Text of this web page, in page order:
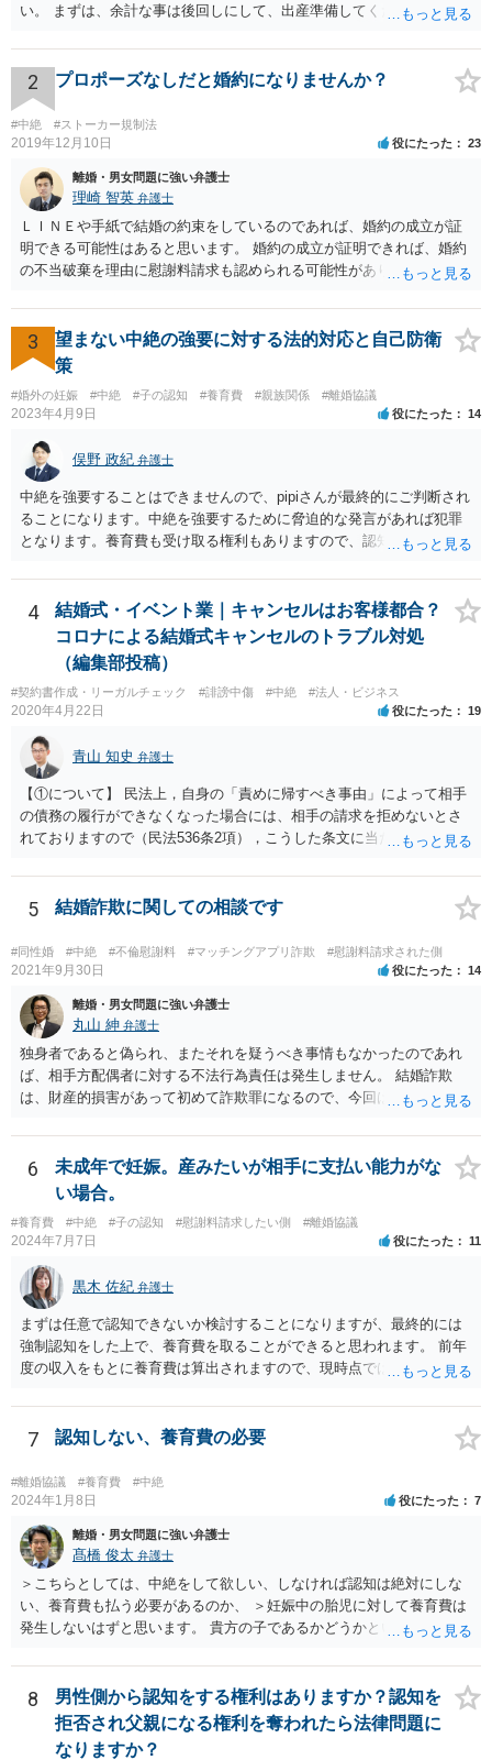
い。 まずは、余計な事は後回しにして、出産準備してください。
2 プロポーズなしだと婚約になりませんか？
#中絶 #ストーカー規制法
2019年12月10日 役にたった 23
離婚・男女問題に強い弁護士
理崎 智英 弁護士
ＬＩＮＥや手紙で結婚の約束をしているのであれば、婚約の成立が証
明できる可能性はあると思います。 婚約の成立が証明できれば、婚約
の不当破棄を理由に慰謝料請求も認められる可能性があります。
3
望まない中絶の強要に対する法的対応と自己防衛
策
#婚外の妊娠 #中絶 #子の認知 #養育費 #親族関係 #離婚協議
2023年4月9日 役にたった 14
俣野 政紀 弁護士
中絶を強要することはできませんので、pipiさんが最終的にご判断され
ることになります。中絶を強要するために脅迫的な発言があれば犯罪
となります。養育費も受け取る権利もありますので、認知等につきお
勧めします。
4
結婚式・イベント業｜キャンセルはお客様都合？
コロナによる結婚式キャンセルのトラブル対処
（編集部投稿）
#契約書作成・リーガルチェック #誹謗中傷 #中絶 #法人・ビジネス
2020年4月22日 役にたった 19
青山 知史 弁護士
【①について】 民法上，自身の「責めに帰すべき事由」によって相手
の債務の履行ができなくなった場合には、相手の請求を拒めないとさ
れておりますので（民法536条2項），こうした条文に当たるかが問題
現在の各宣言や要請は，強制力のあるものではなく，震災等で対象施
設が滅失してしまった場合と異なり，挙式等自体が物理的に不可能に
なったとまではいえないかと思われます。こうした中で，顧客の判断
でキャンセルを申し出たとすれば，形式的には顧客側に帰責性があっ
たといえる可能性は考えられます。 一方で，実質的に考えた場合，集
会に供する施設等については，営業自粛を要請されているところ，結
婚式場等の施設についても，解釈によっては集会に供する施設の1つと
して，休止要請の対象と考える余地はあるかと思われます。 こうした
解釈を採った場合，強制力はないまでも，事実上挙式等の実施が困難
となる外部的要因があったとして，顧客の「責めに帰すべき事由」が
あるとまではいえず，結婚式場等からの請求が認められない可能性は
に全額の請求が不可能となっても，これまでに生じた費用や打合せ相
当分の報酬の範囲であれば，中途終了時の委任事務への報酬請求や不
ます（民法648条3項、703条等）。 【②について】 請求に応じてもら
とになります。 もっとも，上述したように，全額の請求は，必ずしも
確実に認められる事案ではないと思われるため，法的手続きまでは行
わず，協議によって適切な範囲での支払いに関する合意を目指す方が
良いかと思われます。 【③について】 事実か否かにかかわらず，相手
の社会的評価を損なうような投稿であれば，名誉毀損となり得ます。
は，発信者自身の情報の開示を受けた上で，発進した当人に対する損
害賠償請求等を行うことも可能です。
5 結婚詐欺に関しての相談です
#同性婚 #中絶 #不倫慰謝料 #マッチングアプリ詐欺 #慰謝料請求された側
2021年9月30日 役にたった 14
離婚・男女問題に強い弁護士
丸山 紳 弁護士
独身者であると偽られ、またそれを疑うべき事情もなかったのであれ
ば、相手方配偶者に対する不法行為責任は発生しません。 結婚詐欺
は、財産的損害があって初めて詐欺罪になるので、今回は該当しませ
であることを知っていれば交際しなかったといえる場合に、慰謝料請
求が可能です。 LINEなどで、結婚を当然の前提にした関係だったこと
を立証できる場合は、請求は可能と考えます。
6
未成年で妊娠。産みたいが相手に支払い能力がな
い場合。
#養育費 #中絶 #子の認知 #慰謝料請求したい側 #離婚協議
2024年7月7日 役にたった 11
黒木 佐紀 弁護士
まずは任意で認知できないか検討することになりますが、最終的には
強制認知をした上で、養育費を取ることができると思われます。 前年
度の収入をもとに養育費は算出されますので、現時点では少額しか取
育費の増額調停を起こすこともできます。 仮に中絶する場合でも、相
手方が妊娠について話し合いをしっかりしてくれない場合には、慰謝
料請求などもできる可能性があります。 いずれにせよ、親御さんとの
関わりが不可欠となると思われますので、一度話し合った上で、法律
事務所へ早めのご相談をされたほうがよろしいかと思います。
7 認知しない、養育費の必要
#離婚協議 #養育費 #中絶
2024年1月8日 役にたった 7
離婚・男女問題に強い弁護士
髙橋 俊太 弁護士
＞こちらとしては、中絶をして欲しい、しなければ認知は絶対にしな
い、養育費も払う必要があるのか、 ＞妊娠中の胎児に対して養育費は
発生しないはずと思います。 貴方の子であるかどうかという問題は残
すが、仮に貴方の子であれば、認知はせざるを得ず、養育費の支払義
務も生じることになります。なお、妊娠中の胎児については、（事前
に話し合って養育費の取り決めをしておくことはできますが、母親が
胎児を代理して）養育費を請求することはできません。
8
男性側から認知をする権利はありますか？認知を
拒否され父親になる権利を奪われたら法律問題に
なりますか？